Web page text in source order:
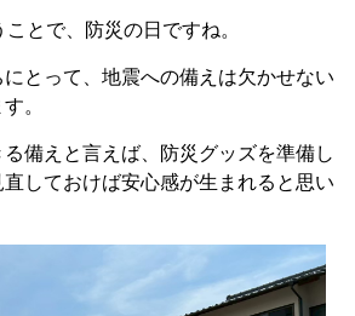
とで、防災の日ですね。
とって、地震への備えは欠かせない
。
備えと言えば、防災グッズを準備し
しておけば安心感が生まれると思い